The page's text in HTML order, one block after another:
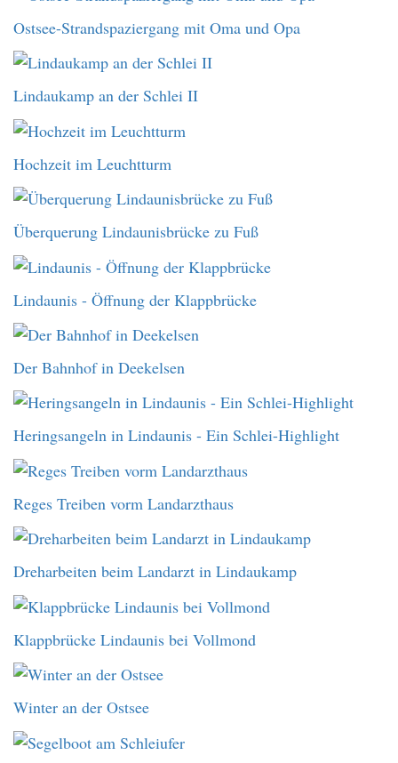
Ostsee-Strandspaziergang mit Oma und Opa
Lindaukamp an der Schlei II
Hochzeit im Leuchtturm
Überquerung Lindaunisbrücke zu Fuß
Lindaunis - Öffnung der Klappbrücke
Der Bahnhof in Deekelsen
Heringsangeln in Lindaunis - Ein Schlei-Highlight
Reges Treiben vorm Landarzthaus
Dreharbeiten beim Landarzt in Lindaukamp
Klappbrücke Lindaunis bei Vollmond
Winter an der Ostsee